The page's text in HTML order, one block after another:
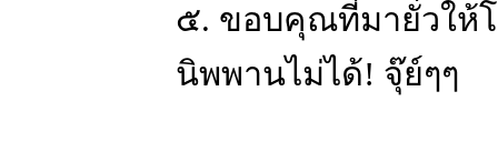
๕. ขอบคุณที่มายั่วให้
นิพพานไม่ได้! จุ๊ย์ๆๆ